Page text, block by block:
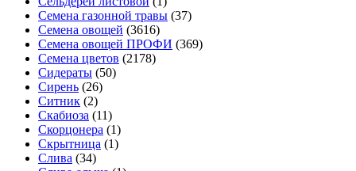
Семена газонной травы (37)
Семена овощей (3616)
Семена овощей ПРОФИ (369)
Семена цветов (2178)
Сидераты (50)
Сирень (26)
Ситник (2)
Скабиоза (11)
Скорцонера (1)
Скрытница (1)
Слива (34)